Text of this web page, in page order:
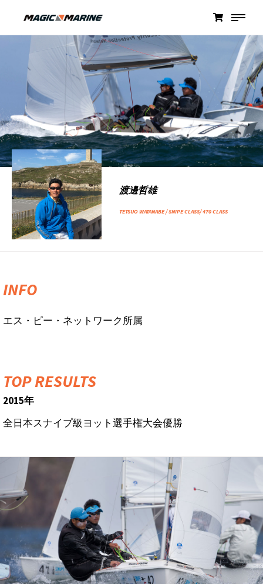
渡邊哲雄
TETSUO WATANABE / SNIPE CLASS/ 470 CLASS
INFO
エス・ピー・ネットワーク所属
TOP RESULTS
2015年
全日本スナイプ級ヨット選手権大会優勝